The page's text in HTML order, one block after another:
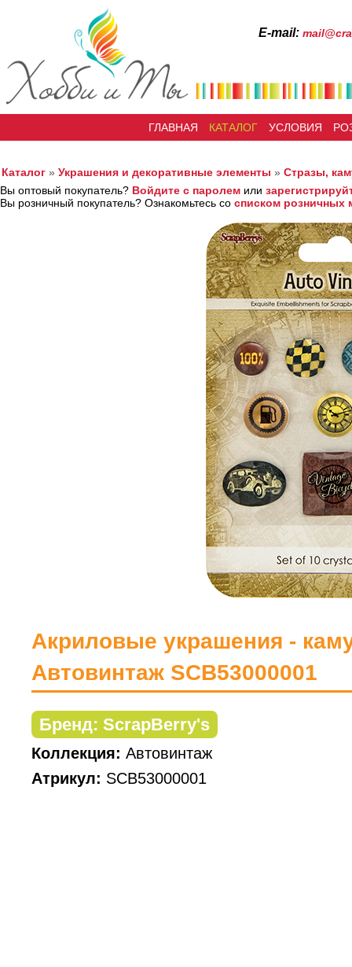
Е-mail:
ГЛАВНАЯ КАТАЛОГ УСЛОВИЯ
Каталог » Украшения и декоративные элементы » Стразы,
Вы оптовый покупатель? Войдите с паролем или
Вы розничный покупатель? Ознакомьтесь со списком розничных
Акриловые украшения -
Автовинтаж SCB53000001
Бренд: ScrapBerry's
Коллекция: Автовинтаж
Атрикул: SCB53000001